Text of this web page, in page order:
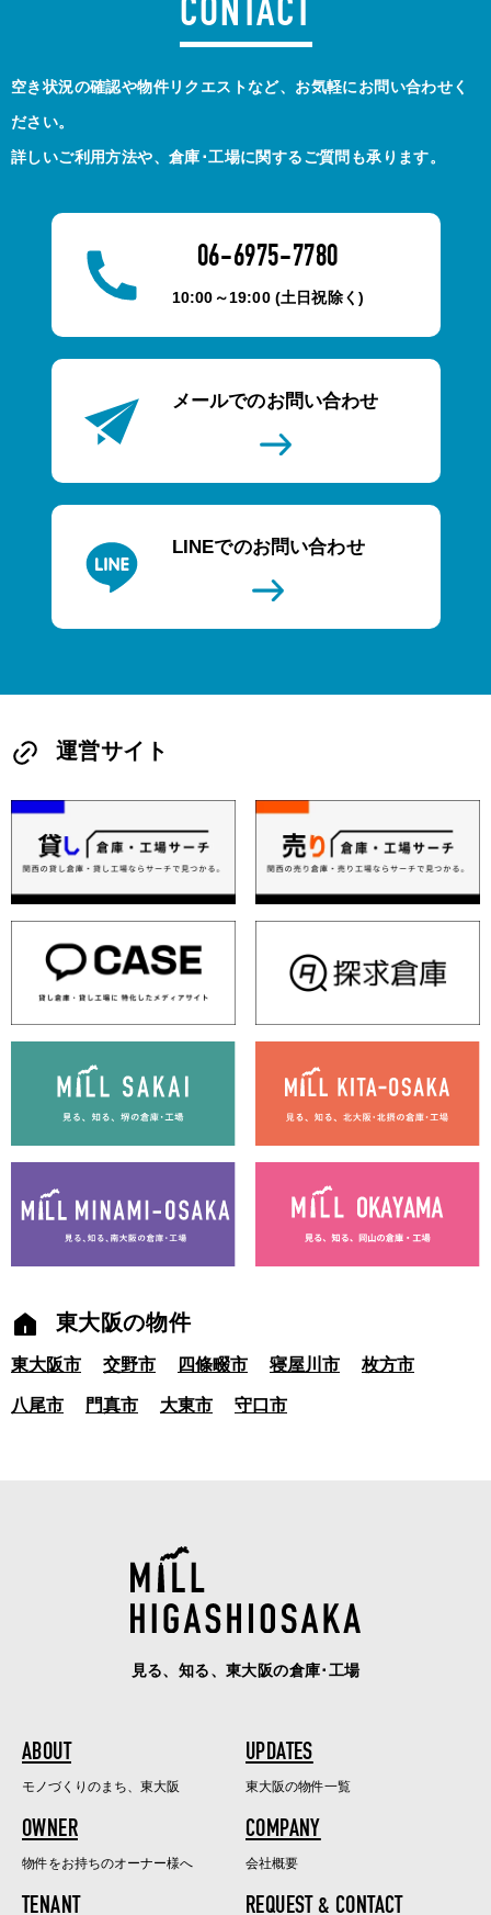
CONTACT
空き状況の確認や物件リクエストなど、お気軽にお問い合わせく
ださい。
詳しいご利用方法や、倉庫･工場に関するご質問も承ります。
06-6975-7780
10:00～19:00 (土日祝除く)
メールでのお問い合わせ
LINEでのお問い合わせ
運営サイト
東大阪の物件
東大阪市 交野市 四條畷市 寝屋川市 枚方市
八尾市 門真市 大東市 守口市
見る、知る、東大阪の倉庫･工場
ABOUT
モノづくりのまち、東大阪
UPDATES
東大阪の物件一覧
OWNER
物件をお持ちのオーナー様へ
COMPANY
会社概要
TENANT REQUEST & CONTACT